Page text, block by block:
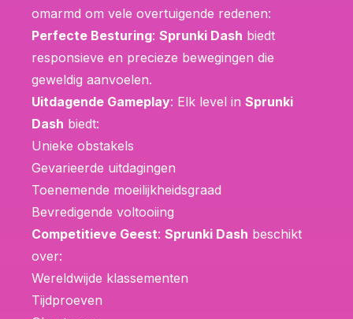
omarmd om vele overtuigende redenen:
Perfecte Besturing: Sprunki Dash biedt
responsieve en precieze bewegingen die
geweldig aanvoelen.
Uitdagende Gameplay: Elk level in Sprunki
Dash biedt:
Unieke obstakels
Gevarieerde uitdagingen
Toenemende moeilijkheidsgraad
Bevredigende voltooiing
Competitieve Geest: Sprunki Dash beschikt
over:
Wereldwijde klassementen
Tijdproeven